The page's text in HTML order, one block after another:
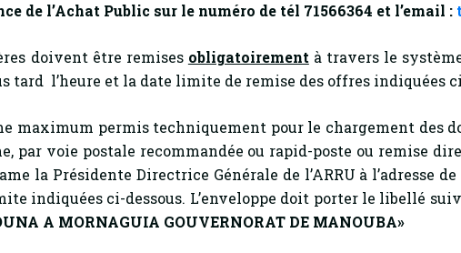
de l’Achat Public sur le numéro de tél 71566364 et l’email :
doivent être remises obligatoirement à travers le
tard l’heure et la date limite de remise des offres indiquées
maximum permis techniquement pour le chargement des
par voie postale recommandée ou rapid-poste ou remise
la Présidente Directrice Générale de l’ARRU à l’adresse
indiquées ci-dessous. L’enveloppe doit porter le libellé
A MORNAGUIA GOUVERNORAT DE MANOUBA»